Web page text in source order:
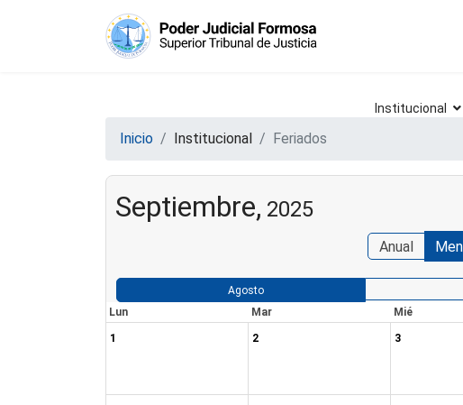
Institucional
Inicio Institucional Feriados
Septiembre, 2025
Anual
Agosto
Lun
Mar Mié
1 2 3